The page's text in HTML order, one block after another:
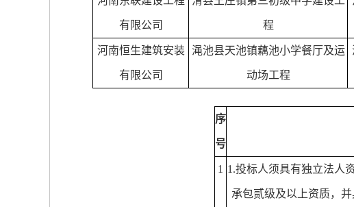
有限公司 程
河南恒生建筑安装
有限公司
渑池县天池镇藕池小学餐厅及运
动场工程
序
号
1 1.投标人须具有独立法人资
承包贰级及以上资质，